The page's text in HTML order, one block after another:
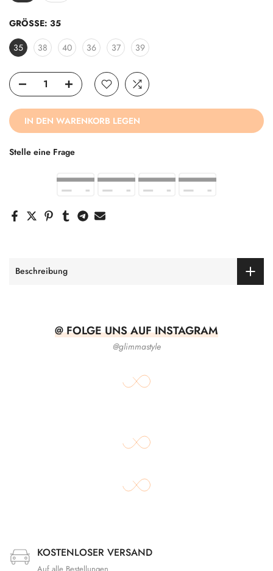
GRÖSSE: 35
35
38 40 36 37 39
IN DEN WARENKORB LEGEN
Stelle eine Frage
Beschreibung
@ FOLGE UNS AUF INSTAGRAM
@glimmastyle
KOSTENLOSER VERSAND